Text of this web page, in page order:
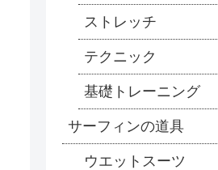
ストレッチ
テクニック
基礎トレーニング
サーフィンの道具
ウエットスーツ